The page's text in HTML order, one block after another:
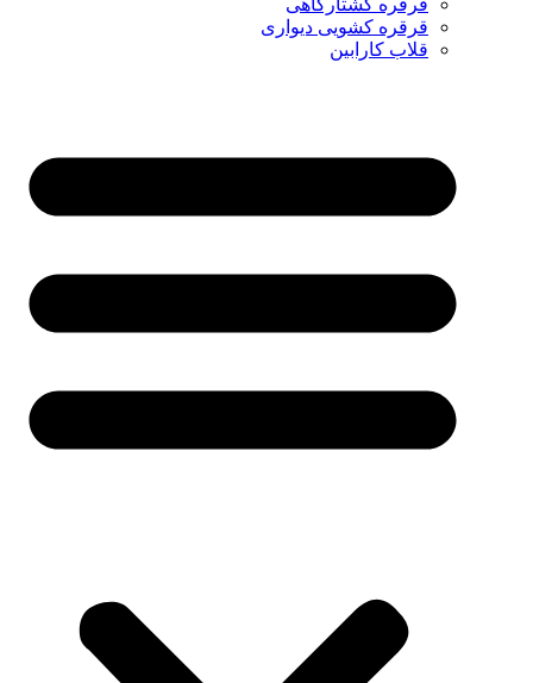
قرقره کشتارگاهی
قرقره کشویی دیواری
قلاب کارابین